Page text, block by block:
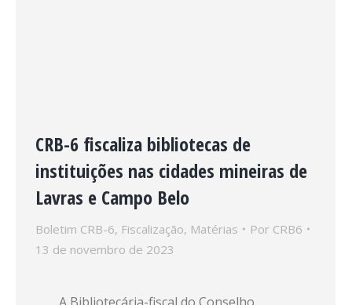
CRB-6 fiscaliza bibliotecas de
instituições nas cidades mineiras de
Lavras e Campo Belo
Boletim CRB-6, Fiscalização, Matérias Por CRB6
13 de novembro de 2023